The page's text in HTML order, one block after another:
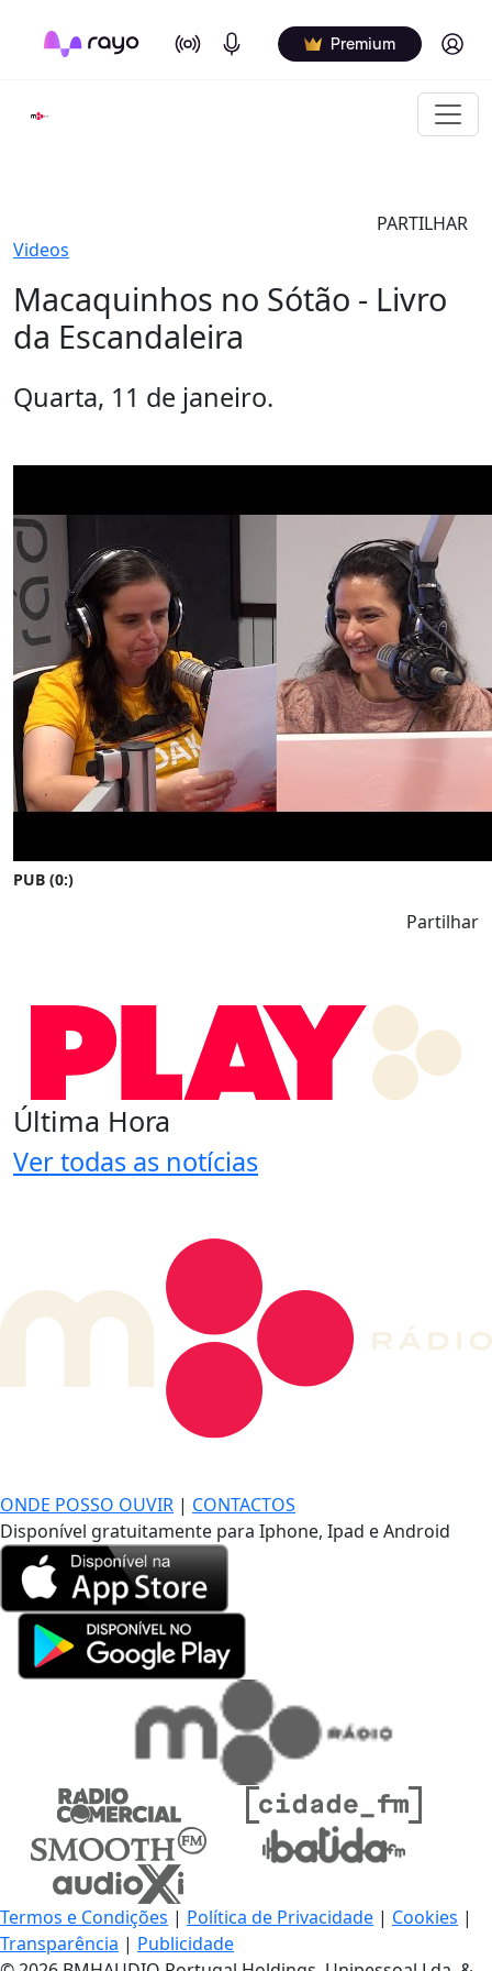
On Air Podcasts Premium Log in
PARTILHAR
Videos
Macaquinhos no Sótão - Livro
da Escandaleira
Quarta, 11 de janeiro.
PUB (0:)
Partilhar
Última Hora
Ver todas as notícias
ONDE POSSO OUVIR | CONTACTOS
Disponível gratuitamente para Iphone, Ipad e Android
Termos e Condições | Política de Privacidade | Cookies |
Transparência | Publicidade